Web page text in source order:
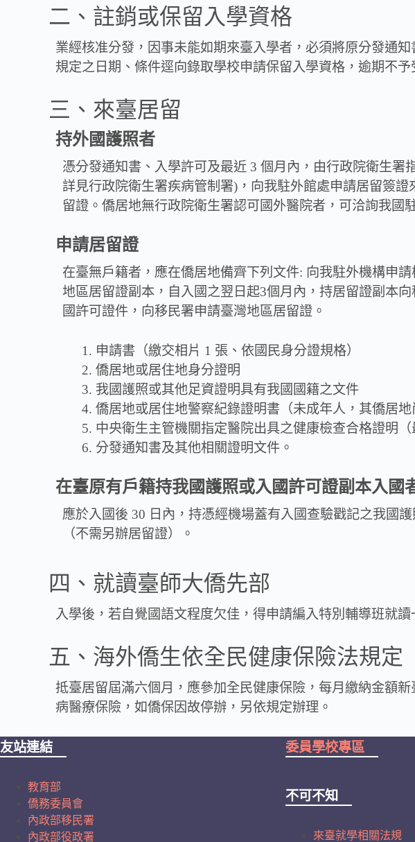
二、註銷或保留入學資格
業經核准分發，因事未能如期來臺入學者，必須將原分發通
規定之日期、條件逕向錄取學校申請保留入學資格，逾期不予
三、來臺居留
持外國護照者
憑分發通知書、入學許可及最近 3 個月內，由行政院衛生
詳見行政院衛生署疾病管制署)，向我駐外館處申請居留簽
留證。僑居地無行政院衛生署認可國外醫院者，可洽詢我國
申請居留證
在臺無戶籍者，應在僑居地備齊下列文件: 向我駐外機構申
地區居留證副本，自入國之翌日起3個月內，持居留證副本
國許可證件，向移民署申請臺灣地區居留證。
申請書（繳交相片 1 張、依國民身分證規格）
僑居地或居住地身分證明
我國護照或其他足資證明具有我國國籍之文件
僑居地或居住地警察紀錄證明書（未成年人，其僑居地
中央衛生主管機關指定醫院出具之健康檢查合格證明（
分發通知書及其他相關證明文件。
在臺原有戶籍持我國護照或入國許可證副本入國
應於入國後 30 日內，持憑經機場蓋有入國查驗戳記之我國
（不需另辦居留證）。
四、就讀臺師大僑先部
入學後，若自覺國語文程度欠佳，得申請編入特別輔導班就讀
五、海外僑生依全民健康保險法規定
抵臺居留屆滿六個月，應參加全民健康保險，每月繳納金額
病醫療保險，如僑保因故停辦，另依規定辦理。
友站連結
教育部
僑務委員會
內政部移民署
內政部役政署
委員學校專區
不可不知
來臺就學相關法規